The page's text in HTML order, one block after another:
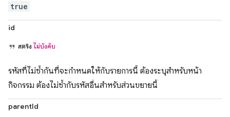
true
id
สตริง ไม่บังคับ
รหัสที่ไม่ซ้ำกันที่จะกำหนดให้กับรายการนี้ ต้องระบุสำหรับหน้า
กิจกรรม ต้องไม่ซ้ำกับรหัสอื่นสำหรับส่วนขยายนี้
parentId